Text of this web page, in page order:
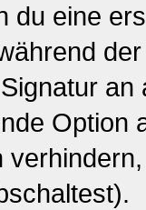
du eine
Option